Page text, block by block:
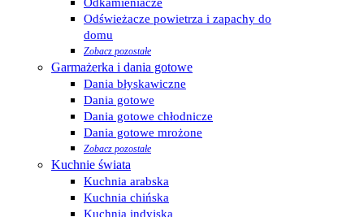
Odświeżacze powietrza i zapachy do
domu
Zobacz pozostałe
Garmażerka i dania gotowe
Dania błyskawiczne
Dania gotowe
Dania gotowe chłodnicze
Dania gotowe mrożone
Zobacz pozostałe
Kuchnie świata
Kuchnia arabska
Kuchnia chińska
Kuchnia indyjska